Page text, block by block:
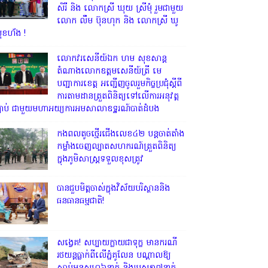
ថ្លែងអំណរគុណចំពោះ លោក កាំង សៅរ៍
សិរី និង លោកស្រី ឃុយ ស្រីមុំ រួមជាមួយ
ហ័ង !
លោក​វរសេនីយ៍ឯក​ ហម​ សុខសាន្ត
តំណាង​លោកឧត្តមសេនីយ៍ត្រី មេ
បញ្ជាការ​ខេត្ត អញ្ជេីញចូលរួមកិច្ចប្រជុំស្ដីពី
ការតាមដានត្រួតពិនិត្យទៅលេីការអនុវត្ត
ាប់​ ជាមួយមហាអយ្យការអមសាលាឧទ្ឋរណ៍បាត់ដំបង
កងពលតូចថ្មើរជើងលេខ៤២ បន្តចាត់តាំង
កម្លាំងចេញល្បាតសហករណ៍ត្រួតពិនិត្យ
បានជួបមិត្តចាស់ក្នុងវិស័យបរិស្ថាននិង
សង្វេគ! សប្បាយក្លាយជាទុក្ខ មានករណី